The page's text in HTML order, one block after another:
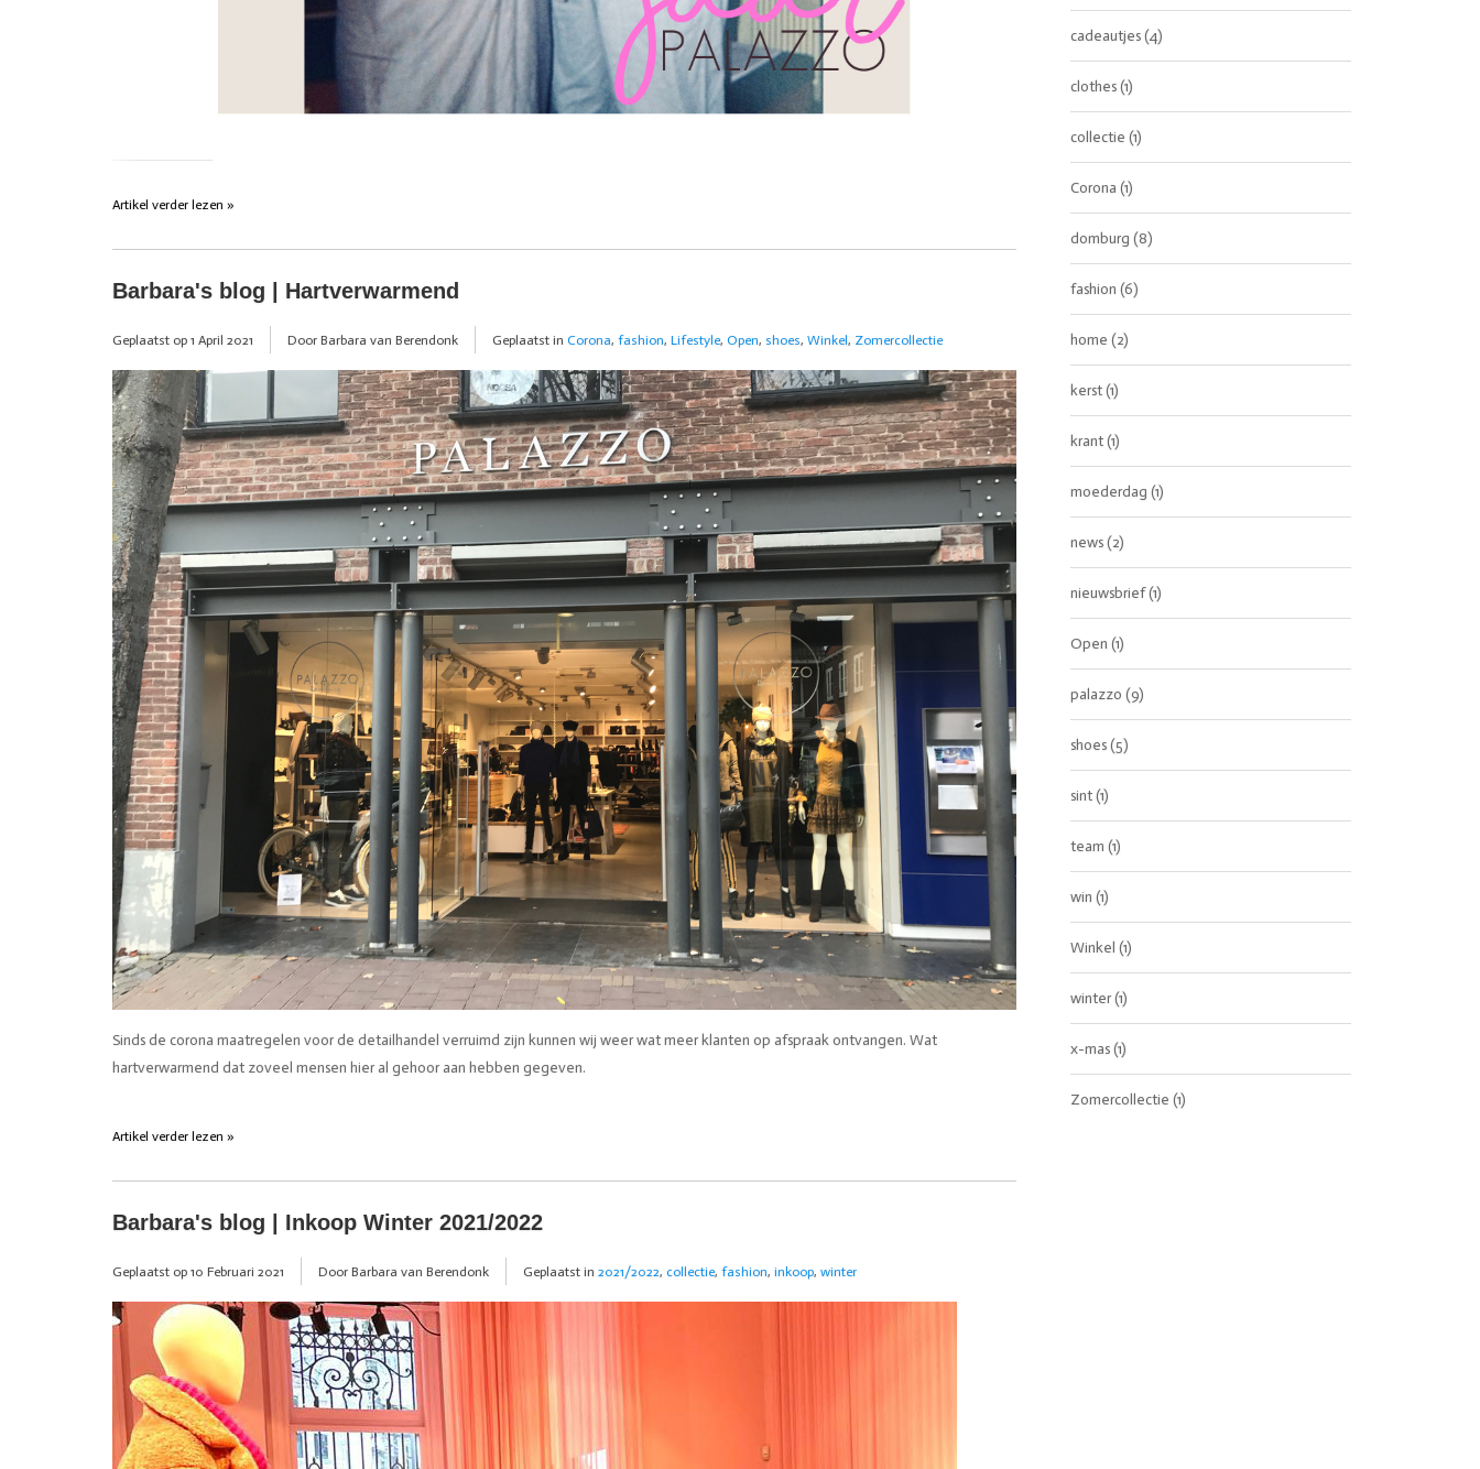
Artikel verder lezen »
Barbara's blog | Hartverwarmend
Geplaatst op 1 April 2021 Door Barbara van Berendonk Geplaatst in Corona, fashion, Lifestyle, Open, shoes, Winkel, Zomercollectie
Sinds de corona maatregelen voor de detailhandel verruimd zijn kunnen wij weer wat meer klanten op afspraak ontvangen. Wat
hartverwarmend dat zoveel mensen hier al gehoor aan hebben gegeven.
Artikel verder lezen »
Barbara's blog | Inkoop Winter 2021/2022
Geplaatst op 10 Februari 2021 Door Barbara van Berendonk Geplaatst in 2021/2022, collectie, fashion, inkoop, winter
cadeautjes(4)
clothes(1)
collectie (1)
Corona (1)
domburg (8)
fashion (6)
home (2)
kerst(1)
krant(1)
moederdag (1)
news(2)
nieuwsbrief(1)
Open (1)
palazzo (9)
shoes(5)
sint(1)
team (1)
win (1)
Winkel (1)
winter(1)
x-mas(1)
Zomercollectie (1)